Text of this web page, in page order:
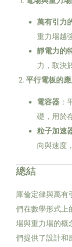
萬有引力
重力場越
靜電力的
力，取決
平行電板的
電容器 ：
礎，用於
粒子加速
向與速度
總結
庫倫定律與萬有
們在數學形式上
場與重力場的概
們提供了設計和